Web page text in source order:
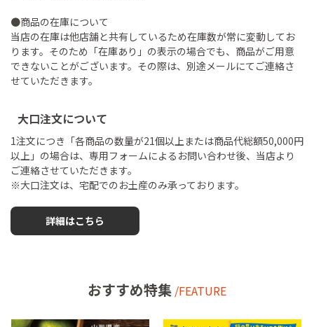
●商品の在庫について
当店の在庫は他店舗と共有しているため在庫数が常に変動してお
ります。そのため「在庫あり」の表示の場合でも、商品がご用意
できないことがございます。その際は、別途メールにてご連絡さ
せていただきます。
大口注文について
1注文につき「各商品の数量が21個以上または商品代総額50,000円
以上」の場合は、専用フォームによるお問い合わせ後、当店より
ご連絡させていただきます。
※大口注文は、宅配でのお土産のみ承っております。
詳細はこちら
おすすめ特集 /FEATURE